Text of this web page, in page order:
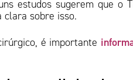
estudos sugerem que o
clara sobre isso.
é importante